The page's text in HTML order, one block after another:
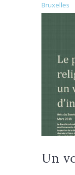
Bruxelles
Un